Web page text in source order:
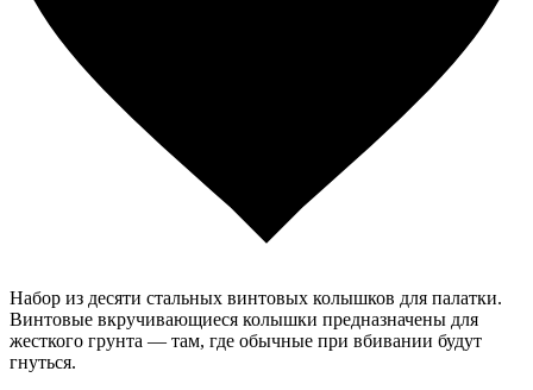
Набор из десяти стальных винтовых колышков для палатки.
Винтовые вкручивающиеся колышки предназначены для
жесткого грунта — там, где обычные при вбивании будут
гнуться.